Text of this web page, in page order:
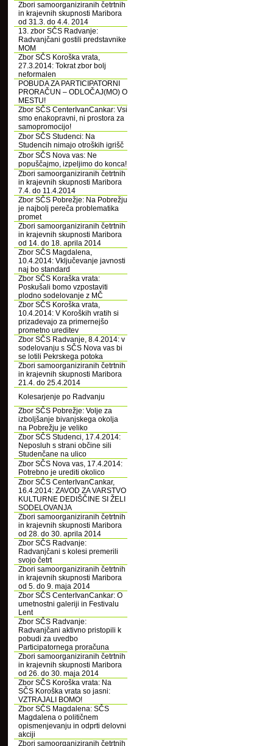
Zbori samoorganiziranih četrtnih
in krajevnih skupnosti Maribora
od 31.3. do 4.4. 2014
13. zbor SČS Radvanje:
Radvanjčani gostili predstavnike
MOM
Zbor SČS Koroška vrata,
27.3.2014: Tokrat zbor bolj
neformalen
POBUDA ZA PARTICIPATORNI
PRORAČUN – ODLOČAJ(MO) O
MESTU!
Zbor SČS CenterIvanCankar: Vsi
smo enakopravni, ni prostora za
samopromocijo!
Zbor SČS Studenci: Na
Studencih nimajo otroških igrišč
Zbor SČS Nova vas: Ne
popuščajmo, izpeljimo do konca!
Zbori samoorganiziranih četrtnih
in krajevnih skupnosti Maribora
7.4. do 11.4.2014
Zbor SČS Pobrežje: Na Pobrežju
je najbolj pereča problematika
promet
Zbori samoorganiziranih četrtnih
in krajevnih skupnosti Maribora
od 14. do 18. aprila 2014
Zbor SČS Magdalena,
10.4.2014: Vključevanje javnosti
naj bo standard
Zbor SČS Koraška vrata:
Poskušali bomo vzpostaviti
plodno sodelovanje z MČ
Zbor SČS Koroška vrata,
10.4.2014: V Koroških vratih si
prizadevajo za primernejšo
prometno ureditev
Zbor SČS Radvanje, 8.4.2014: v
sodelovanju s SČS Nova vas bi
se lotili Pekrskega potoka
Zbori samoorganiziranih četrtnih
in krajevnih skupnosti Maribora
21.4. do 25.4.2014
Kolesarjenje po Radvanju
Zbor SČS Pobrežje: Volje za
izboljšanje bivanjskega okolja
na Pobrežju je veliko
Zbor SČS Studenci, 17.4.2014:
Neposluh s strani občine sili
Studenčane na ulico
Zbor SČS Nova vas, 17.4.2014:
Potrebno je urediti okolico
Zbor SČS CenterIvanCankar,
16.4.2014: ZAVOD ZA VARSTVO
KULTURNE DEDIŠČINE SI ŽELI
SODELOVANJA
Zbori samoorganiziranih četrtnih
in krajevnih skupnosti Maribora
od 28. do 30. aprila 2014
Zbor SČS Radvanje:
Radvanjčani s kolesi premerili
svojo četrt
Zbori samoorganiziranih četrtnih
in krajevnih skupnosti Maribora
od 5. do 9. maja 2014
Zbor SČS CenterIvanCankar: O
umetnostni galeriji in Festivalu
Lent
Zbor SČS Radvanje:
Radvanjčani aktivno pristopili k
pobudi za uvedbo
Participatornega proračuna
Zbori samoorganiziranih četrtnih
in krajevnih skupnosti Maribora
od 26. do 30. maja 2014
Zbor SČS Koroška vrata: Na
SČS Koroška vrata so jasni:
VZTRAJALI BOMO!
Zbor SČS Magdalena: SČS
Magdalena o političnem
opismenjevanju in odprti delovni
akciji
Zbori samoorganiziranih četrtnih